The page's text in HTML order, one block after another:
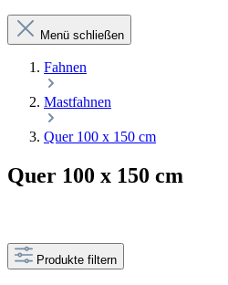
Menü schließen
Fahnen
Mastfahnen
Quer 100 x 150 cm
Quer 100 x 150 cm
Produkte filtern